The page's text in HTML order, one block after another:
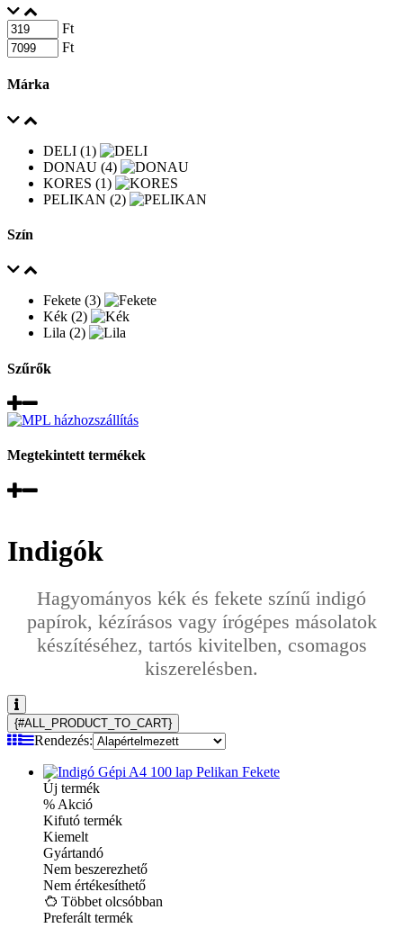
Ft
Ft
Márka
DELI (1)
DONAU (4)
KORES (1)
PELIKAN (2)
Szín
Fekete (3)
Kék (2)
Lila (2)
Szűrők
Megtekintett termékek
Indigók
Hagyományos kék és fekete színű indigó
papírok, kézírásos vagy írógépes másolatok
készítéséhez, tartós kivitelben, csomagos
kiszerelésben.
{#ALL_PRODUCT_TO_CART}
Rendezés:
Új termék
% Akció
Kifutó termék
Kiemelt
Gyártandó
Nem beszerezhető
Nem értékesíthető
Többet olcsóbban
Preferált termék